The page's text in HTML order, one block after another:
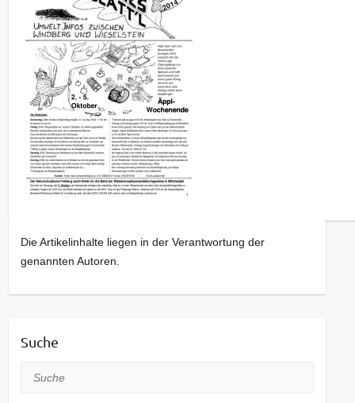
Die Artikelinhalte liegen in der Verantwortung der
genannten Autoren.
Suche
Suche